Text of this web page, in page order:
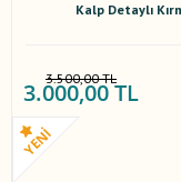
Kalp Detaylı
3.500,00 TL
3.000,00 TL